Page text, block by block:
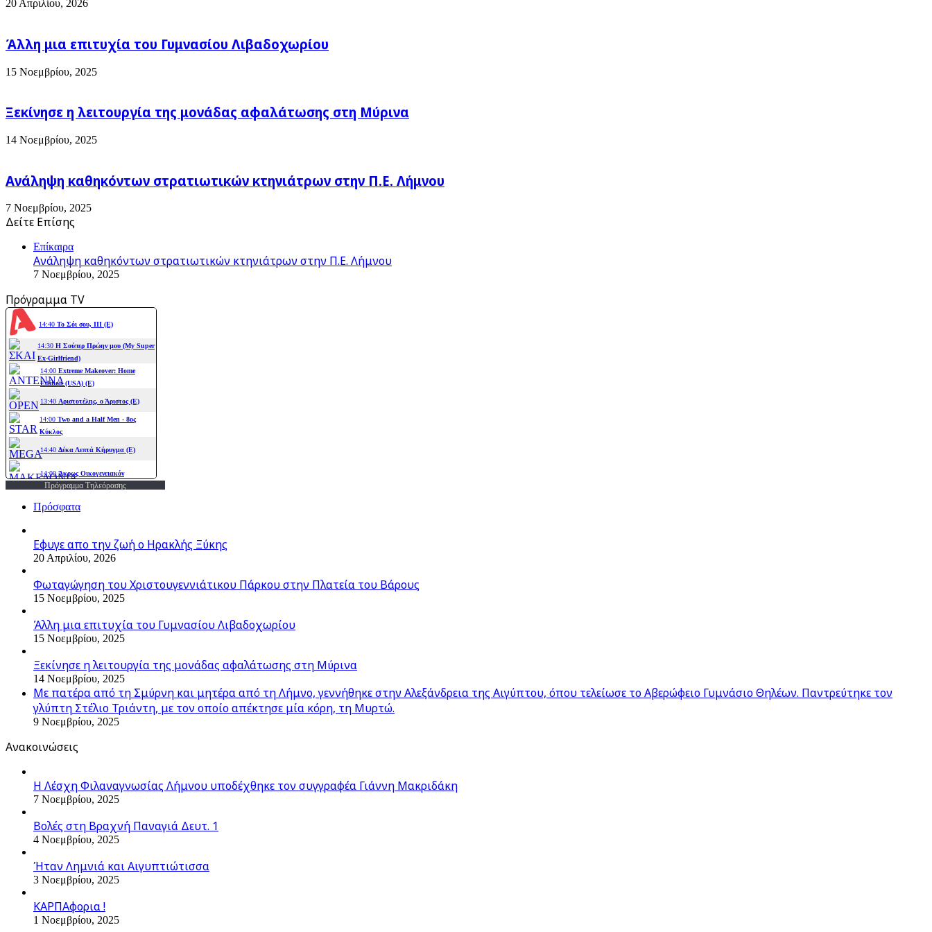
20 Απριλίου, 2026
Άλλη μια επιτυχία του Γυμνασίου Λιβαδοχωρίου
15 Νοεμβρίου, 2025
Ξεκίνησε η λειτουργία της μονάδας αφαλάτωσης στη Μύρινα
14 Νοεμβρίου, 2025
Ανάληψη καθηκόντων στρατιωτικών κτηνιάτρων στην Π.Ε. Λήμνου
7 Νοεμβρίου, 2025
Δείτε Επίσης
Επίκαιρα
Ανάληψη καθηκόντων στρατιωτικών κτηνιάτρων στην Π.Ε. Λήμνου
7 Νοεμβρίου, 2025
Πρόγραμμα TV
Πρόγραμμα Τηλεόρασης
Πρόσφατα
Εφυγε απο την ζωή o Ηρακλής Ξύκης
20 Απριλίου, 2026
Φωταγώγηση του Χριστουγεννιάτικου Πάρκου στην Πλατεία του Βάρους
15 Νοεμβρίου, 2025
Άλλη μια επιτυχία του Γυμνασίου Λιβαδοχωρίου
15 Νοεμβρίου, 2025
Ξεκίνησε η λειτουργία της μονάδας αφαλάτωσης στη Μύρινα
14 Νοεμβρίου, 2025
Με πατέρα από τη Σμύρνη και μητέρα από τη Λήμνο, γεννήθηκε στην Αλεξάνδρεια της Αιγύπτου, όπου τελείωσε το Αβερώφειο Γυμνάσιο Θηλέων. Παντρεύτηκε τον
γλύπτη Στέλιο Τριάντη, με τον οποίο απέκτησε μία κόρη, τη Μυρτώ.
9 Νοεμβρίου, 2025
Ανακοινώσεις
Η Λέσχη Φιλαναγνωσίας Λήμνου υποδέχθηκε τον συγγραφέα Γιάννη Μακριδάκη
7 Νοεμβρίου, 2025
Βολές στη Βραχνή Παναγιά Δευτ. 1
4 Νοεμβρίου, 2025
Ήταν Λημνιά και Αιγυπτιώτισσα
3 Νοεμβρίου, 2025
ΚΑΡΠΑφορια !
1 Νοεμβρίου, 2025